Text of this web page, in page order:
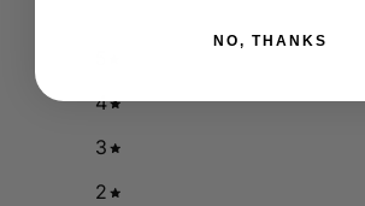
4
3
2
NO, THANKS